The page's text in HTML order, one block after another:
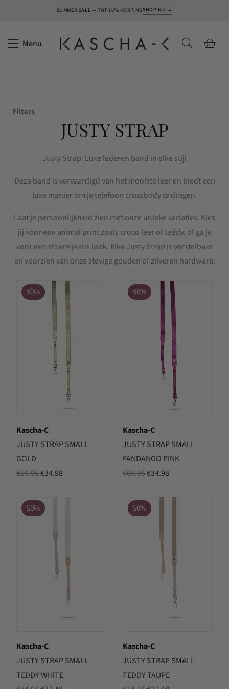
SUMMER SALE — TOT 70% KORTINGSHOP NU →
Menu
Filters
JUSTY STRAP
Justy Strap: Luxe lederen band in elke stijl
Deze band is vervaardigd van het mooiste leer en biedt een
luxe manier om je telefoon crossbody te dragen.
Laat je persoonlijkheid zien met onze unieke variaties. Kies
jij voor een animal print zoals croco leer of teddy, of ga je
voor een stoere jeans look. Elke Justy Strap is verstelbaar
en voorzien van onze stevige gouden of zilveren hardware.
50%
Kascha-C
JUSTY STRAP SMALL
GOLD
€69.95Oorspronkelijke
was:
€69.95.
€34.98Huidige
50%
Kascha-C
JUSTY STRAP SMALL
FANDANGO PINK
€69.95Oorspronkelijke
was:
€69.95.
€34.98Huidige
50%
Kascha-C
JUSTY STRAP SMALL
TEDDY WHITE
50%
Kascha-C
JUSTY STRAP SMALL
TEDDY TAUPE